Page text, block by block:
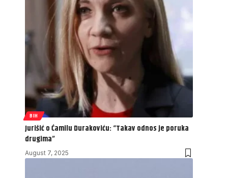
BIH
Jurišić o Ćamilu Durakoviću: “Takav odnos je poruka
drugima”
August 7, 2025